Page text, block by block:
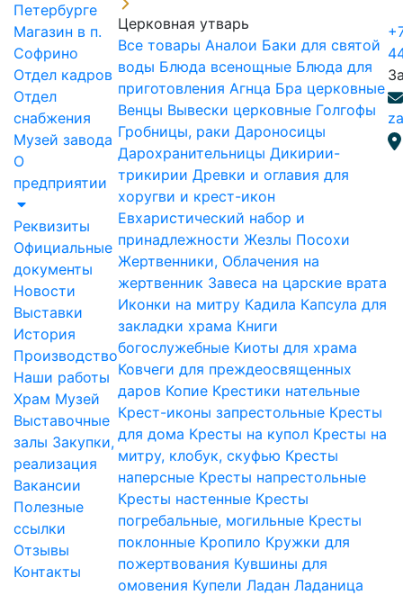
Петербурге
Магазин в п.
Софрино
Отдел кадров
Отдел
снабжения
Музей завода
О
предприятии
Реквизиты
Официальные
документы
Новости
Выставки
История
Производство
Наши работы
Храм Музей
Выставочные
залы Закупки,
реализация
Вакансии
Полезные
ссылки
Отзывы
Контакты
Церковная утварь
Все товары Аналои Баки для святой
воды Блюда всенощные Блюда для
приготовления Агнца Бра церковные
Венцы Вывески церковные Голгофы
Гробницы, раки Дароносицы
Дарохранительницы Дикирии-
трикирии Древки и оглавия для
хоругви и крест-икон
Евхаристический набор и
принадлежности Жезлы Посохи
Жертвенники, Облачения на
жертвенник Завеса на царские врата
Иконки на митру Кадила Капсула для
закладки храма Книги
богослужебные Киоты для храма
Ковчеги для преждеосвященных
даров Копие Крестики нательные
Крест-иконы запрестольные Кресты
для дома Кресты на купол Кресты на
митру, клобук, скуфью Кресты
наперсные Кресты напрестольные
Кресты настенные Кресты
погребальные, могильные Кресты
поклонные Кропило Кружки для
пожертвования Кувшины для
омовения Купели Ладан Ладаница